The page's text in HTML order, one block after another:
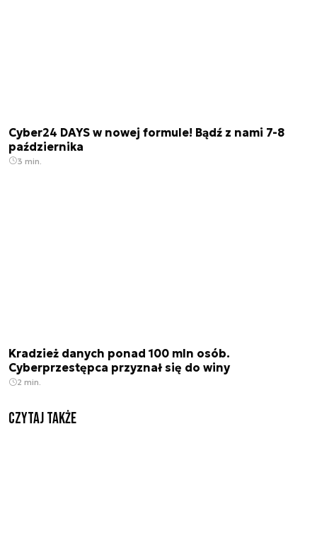
Cyber24 DAYS w nowej formule! Bądź z nami 7-8
października
3 min.
Kradzież danych ponad 100 mln osób.
Cyberprzestępca przyznał się do winy
2 min.
Czytaj także